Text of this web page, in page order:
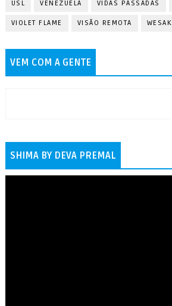
USL VENEZUELA VIDAS PASSADAS
VIOLET FLAME VISÃO REMOTA WESAK
VEM COM A GENTE
SHIMA BY DEVA PREMAL